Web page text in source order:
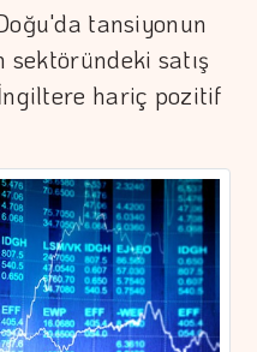
tansiyonun
sektöründeki satış
İngiltere hariç pozitif